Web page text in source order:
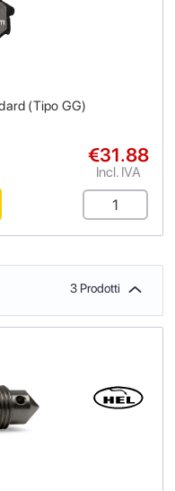
(Tipo GG)
€31.88
Incl. IVA
3 Prodotti